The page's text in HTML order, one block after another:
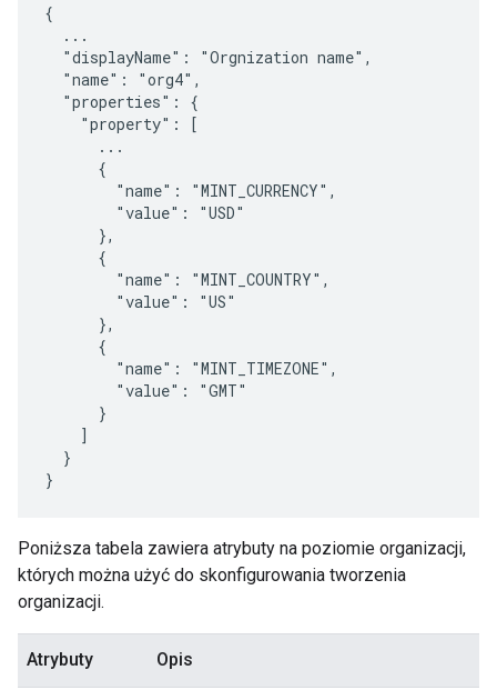
{
  ...
  "displayName": "Orgnization name",
  "name": "org4",
  "properties": {
    "property": [
      ...
      {
        "name": "MINT_CURRENCY",
        "value": "USD"
      },
      {
        "name": "MINT_COUNTRY",
        "value": "US"
      },
      {
        "name": "MINT_TIMEZONE",
        "value": "GMT"
      }
    ]
  }
}
Poniższa tabela zawiera atrybuty na poziomie organizacji,
których można użyć do skonfigurowania tworzenia
organizacji.
Atrybuty Opis